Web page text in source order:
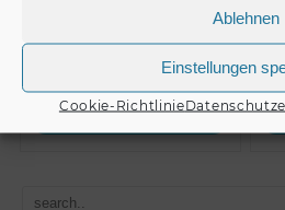
Ablehnen
Einstellungen
Cookie-Richtlinie
€